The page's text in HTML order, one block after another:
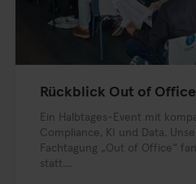
Rückblick Out of
Ein Halbtages-Event mit
Compliance, KI und Data.
Fachtagung „Out of Office“
statt....